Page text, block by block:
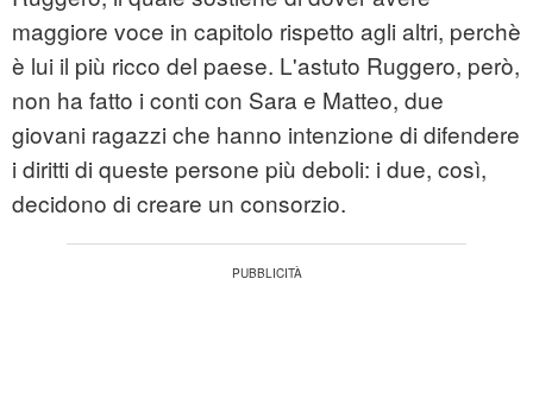
maggiore voce in capitolo rispetto agli altri, perchè
è lui il più ricco del paese. L'astuto Ruggero, però,
non ha fatto i conti con Sara e Matteo, due
giovani ragazzi che hanno intenzione di difendere
i diritti di queste persone più deboli: i due, così,
decidono di creare un consorzio.